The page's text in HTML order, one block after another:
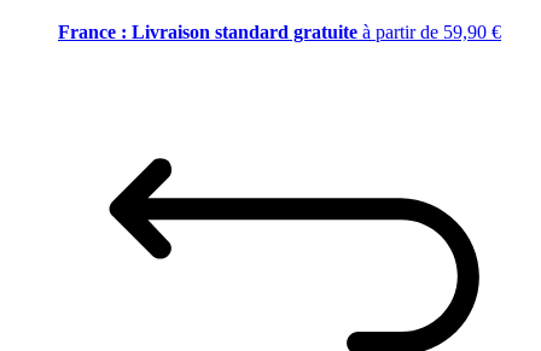
France : Livraison standard gratuite à partir de 59,90 €